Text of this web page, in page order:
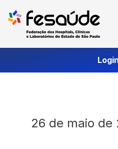
para
Login
26 de maio de